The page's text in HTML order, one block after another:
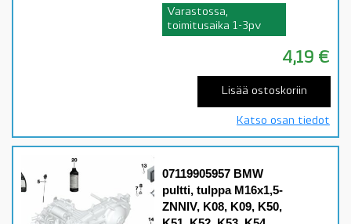
Varastossa,
toimitusaika 1-3pv
4,19 €
Lisää ostoskoriin
Katso osan tiedot
07119905957 BMW
pultti, tulppa M16x1,5-
ZNNIV, K08, K09, K50,